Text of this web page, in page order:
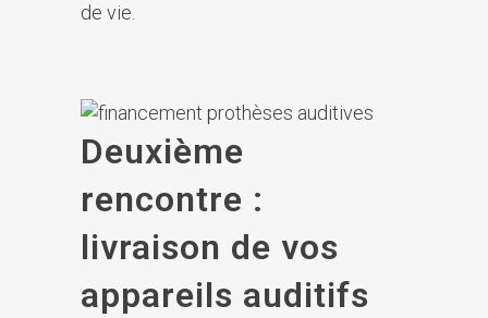
de vie.
Deuxième
rencontre :
livraison de vos
appareils auditifs